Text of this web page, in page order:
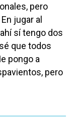
pero
jugar al
sí tengo dos
que todos
pongo a
pero
La
Real